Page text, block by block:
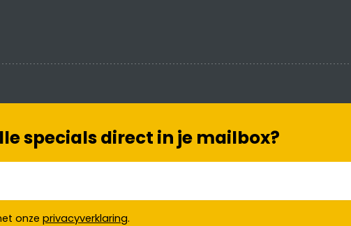
specials direct in je mailbox?
onze privacyverklaring.